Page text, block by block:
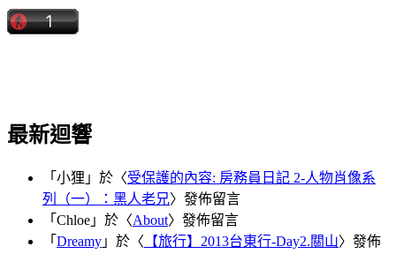
最新迴響
「 小狸 」於〈受保護的內容: 房務員日記 2-人物肖像系
列（一）：黑人老兄〉發佈留言
「 Chloe 」於〈About〉發佈留言
「 Dreamy 」於〈 【旅行】2013台東行-Day2.關山〉發佈